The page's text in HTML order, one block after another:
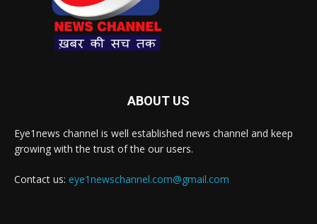
ABOUT US
Eye1news channel is well established news channel and keep
growing with the trust of the our users.
Contact us: eye1newschannel.com@gmail.com